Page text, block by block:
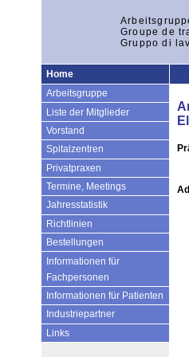
Groupe de
Gruppo di
Home
Arbeitsgruppe
Liste der Mitglieder
Vorstand
Spitalzentren
Privatpraxen
Termine, Meetings
Jahresstatistik
Richtlinien
Bestellungen
Informationen für
Fachpersonen
Informationen für Patienten
Industriepartner
Links